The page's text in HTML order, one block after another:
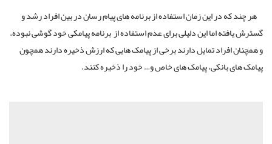
هر چند که در این زمان استفاده از برنامه های پیام رسان در بین افراد رشد و
گسترش یافته اما این دلیلی برای عدم استفاده از برنامه پیامکی خود گوشی نبوده.
و همچنان افراد تمایل دارند برخی از پیامک هایی که ارزش ذخیره دارند همچون
پیامک های بانکی، پیامک های خاص و… خود را ذخیره کنند.